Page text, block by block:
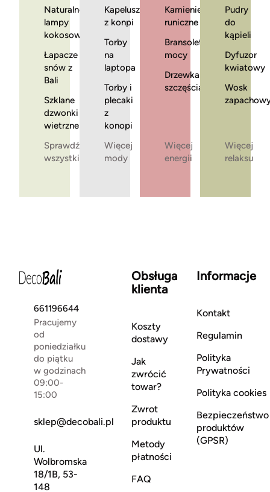
Naturalne
lampy
kokosowe
Łapacze
snów z
Bali
Szklane
dzwonki
wietrzne
Sprawdź
wszystkie
Kapelusze
z konpi
Torby
na
laptopa
Torby i
plecaki
z
konopi
Więcej
mody
Kamienie
runiczne
Bransoletki
mocy
Drzewka
szczęścia
Więcej
energii
Pudry
do
kąpieli
Dyfuzor
kwiatowy
Wosk
Więcej
relaksu
661196644
Pracujemy
od
poniedziałku
do piątku
w godzinach
09:00-
15:00
sklep@decobali.pl
Ul.
Wolbromska
18/1B, 53-
148
Obsługa
klienta
Koszty
dostawy
Jak
zwrócić
towar?
Zwrot
produktu
Metody
płatności
FAQ
Informacje
Kontakt
Regulamin
Polityka
Prywatności
Polityka cookies
Bezpieczeństwo
produktów
(GPSR)